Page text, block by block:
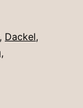
, Dackel,
,